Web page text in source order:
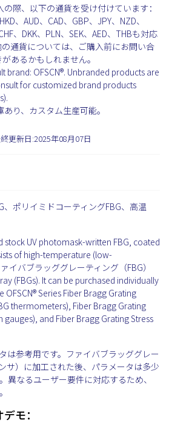
際、以下の通貨を受け付けています：
、AUD、CAD、GBP、JPY、NZD、
、DKK、PLN、SEK、AED、THBも対応
通貨については、ご購入前にお問い合
あるかもしれません。
brand: OFSCN®. Unbranded products are
for customized brand products
あり、カスタム生産可能。
更新日:2025年08月07日
、ポリイミドコーティングFBG、高温
stock UV photomask-written FBG, coated
of high-temperature (low-
イバブラッググレーティング（FBG）
(FBGs). It can be purchased individually
Series Fiber Bragg Grating
thermometers), Fiber Bragg Grating
gauges), and Fiber Bragg Grating Stress
は参考用です。ファイバブラッググレー
サ）に加工された後、パラメータは多少
異なるユーザー要件に対応するため、
モ：